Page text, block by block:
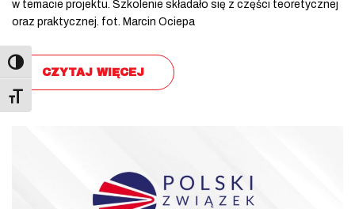
Toggle Font size
w temacie projektu. Szkolenie składało się z części teoretycznej
oraz praktycznej. fot. Marcin Ociepa
CZYTAJ WIĘCEJ